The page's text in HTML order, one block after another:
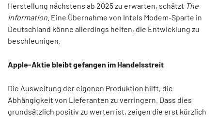
Herstellung nächstens ab 2025 zu erwarten, schätzt The
Information . Eine Übernahme von Intels Modem-Sparte in
Deutschland könne allerdings helfen, die Entwicklung zu
beschleunigen.
Apple-Aktie bleibt gefangen im Handelsstreit
Die Ausweitung der eigenen Produktion hilft, die
Abhängigkeit von Lieferanten zu verringern. Dass dies
grundsätzlich positiv zu werten ist, zeigen die erst kürzlich